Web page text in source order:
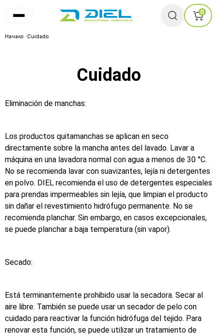
0
Начало /Cuidado
Cuidado
Eliminación de manchas:
Los productos quitamanchas se aplican en seco
directamente sobre la mancha antes del lavado. Lavar a
máquina en una lavadora normal con agua a menos de 30 °C.
No se recomienda lavar con suavizantes, lejía ni detergentes
en polvo. DIEL recomienda el uso de detergentes especiales
para prendas impermeables sin lejía, que limpian el producto
sin dañar el revestimiento hidrófugo permanente. No se
recomienda planchar. Sin embargo, en casos excepcionales,
se puede planchar a baja temperatura (sin vapor).
Secado:
Está terminantemente prohibido usar la secadora. Secar al
aire libre. También se puede usar un secador de pelo con
cuidado para reactivar la función hidrófuga del tejido. Para
renovar esta función, se puede utilizar un tratamiento de